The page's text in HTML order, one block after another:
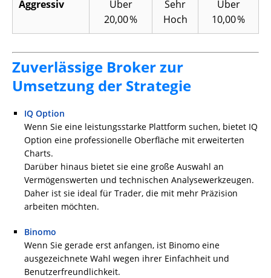
Aggressiv
Über
20,00 %
Sehr
Hoch
Über
10,00 %
Zuverlässige Broker zur
Umsetzung der Strategie
IQ Option
Wenn Sie eine leistungsstarke Plattform suchen, bietet IQ
Option eine professionelle Oberfläche mit erweiterten
Charts.
Darüber hinaus bietet sie eine große Auswahl an
Vermögenswerten und technischen Analysewerkzeugen.
Daher ist sie ideal für Trader, die mit mehr Präzision
arbeiten möchten.
Binomo
Wenn Sie gerade erst anfangen, ist Binomo eine
ausgezeichnete Wahl wegen ihrer Einfachheit und
Benutzerfreundlichkeit.